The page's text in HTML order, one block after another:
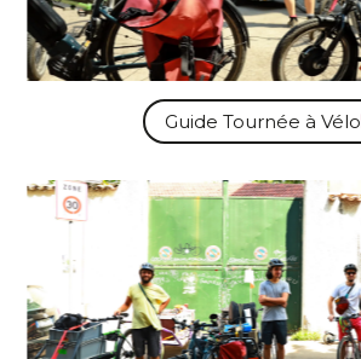
Guide Tournée à Vélo